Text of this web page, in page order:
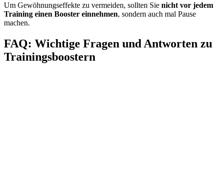
Um Gewöhnungseffekte zu vermeiden, sollten Sie nicht vor jedem
Training einen Booster einnehmen, sondern auch mal Pause
machen.
FAQ: Wichtige Fragen und Antworten zu
Trainingsboostern